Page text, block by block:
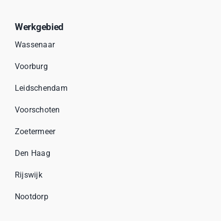
Werkgebied
Wassenaar
Voorburg
Leidschendam
Voorschoten
Zoetermeer
Den Haag
Rijswijk
Nootdorp